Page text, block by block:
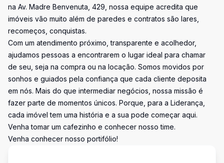
na Av. Madre Benvenuta, 429, nossa equipe acredita que
imóveis vão muito além de paredes e contratos são lares,
recomeços, conquistas.
Com um atendimento próximo, transparente e acolhedor,
ajudamos pessoas a encontrarem o lugar ideal para chamar
de seu, seja na compra ou na locação. Somos movidos por
sonhos e guiados pela confiança que cada cliente deposita
em nós. Mais do que intermediar negócios, nossa missão é
fazer parte de momentos únicos. Porque, para a Liderança,
cada imóvel tem uma história e a sua pode começar aqui.
Venha tomar um cafezinho e conhecer nosso time.
Venha conhecer nosso portifólio!